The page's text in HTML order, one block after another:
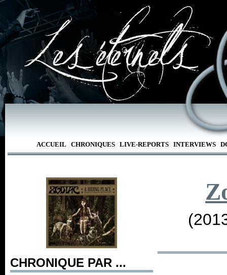
ACCUEIL CHRONIQUES LIVE-REPORTS INTERVIEWS
CHRONIQUE PAR ...